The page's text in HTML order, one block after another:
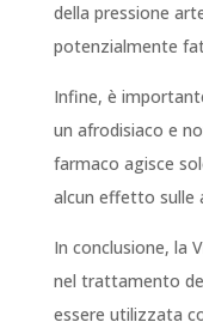
della pressione
potenzialmente
Infine, è
un afrodisiaco e
farmaco agisce
alcun effetto sulle
In conclusione, la
nel trattamento
essere utilizzata